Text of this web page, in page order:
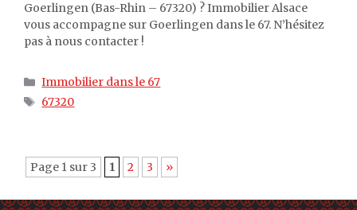
Goerlingen (Bas-Rhin – 67320) ? Immobilier Alsace
vous accompagne sur Goerlingen dans le 67. N’hésitez
pas à nous contacter !
Catégories
Immobilier dans le 67
Étiquettes
67320
Page 1 sur 3 1 2 3 »